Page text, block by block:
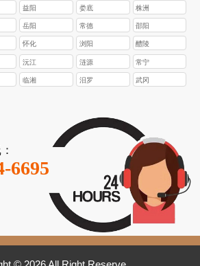
益阳 娄底 株洲
岳阳 常德 邵阳
怀化 浏阳 醴陵
沅江 涟源 常宁
临湘 汨罗 武冈
6695